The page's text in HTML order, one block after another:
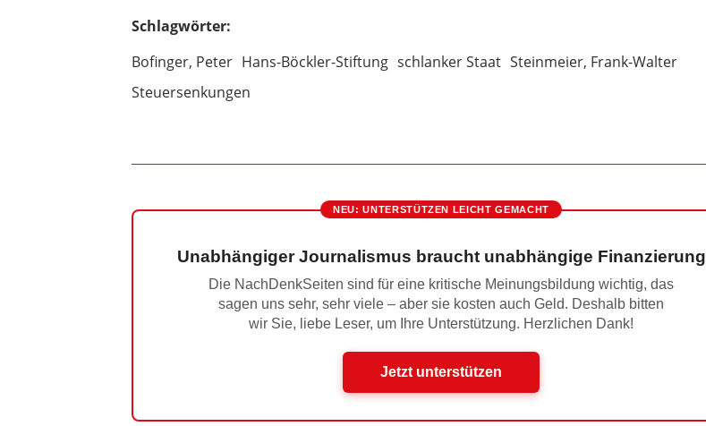
Schlagwörter:
Bofinger, Peter Hans-Böckler-Stiftung schlanker Staat Steinmeier, Frank-Walter
Steuersenkungen
NEU: UNTERSTÜTZEN LEICHT GEMACHT
Unabhängiger Journalismus braucht unabhängige Finanzierung
Die NachDenkSeiten sind für eine kritische Meinungsbildung wichtig, das
sagen uns sehr, sehr viele – aber sie kosten auch Geld. Deshalb bitten
wir Sie, liebe Leser, um Ihre Unterstützung. Herzlichen Dank!
Jetzt unterstützen